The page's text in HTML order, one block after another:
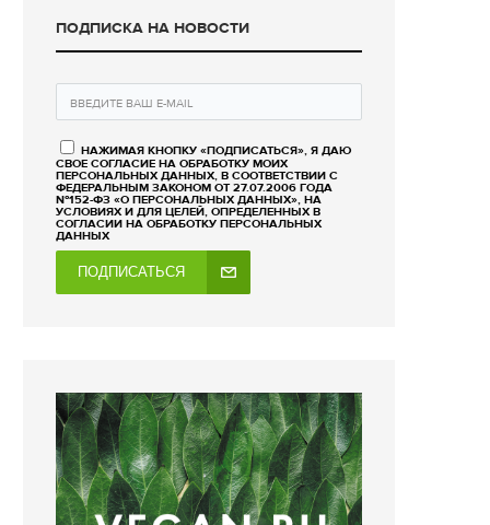
ПОДПИСКА НА НОВОСТИ
НАЖИМАЯ КНОПКУ «ПОДПИСАТЬСЯ», Я ДАЮ
СВОЕ СОГЛАСИЕ НА ОБРАБОТКУ МОИХ
ПЕРСОНАЛЬНЫХ ДАННЫХ, В СООТВЕТСТВИИ С
ФЕДЕРАЛЬНЫМ ЗАКОНОМ ОТ 27.07.2006 ГОДА
№152-ФЗ «О ПЕРСОНАЛЬНЫХ ДАННЫХ», НА
УСЛОВИЯХ И ДЛЯ ЦЕЛЕЙ, ОПРЕДЕЛЕННЫХ В
СОГЛАСИИ НА ОБРАБОТКУ ПЕРСОНАЛЬНЫХ
ДАННЫХ
ПОДПИСАТЬСЯ